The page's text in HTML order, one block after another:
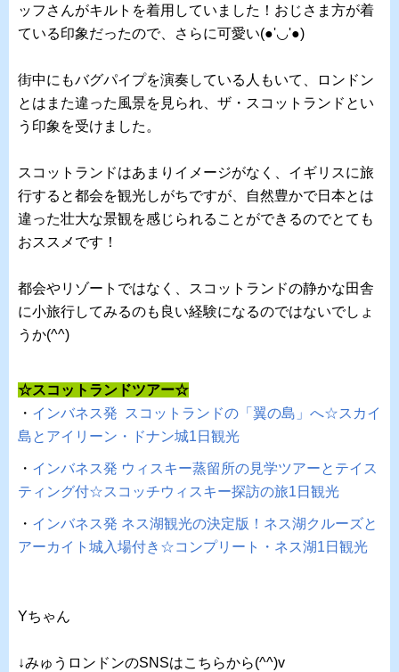
ッフさんがキルトを着用していました！おじさま方が着
ている印象だったので、さらに可愛い(●'◡'●)
街中にもバグパイプを演奏している人もいて、ロンドン
とはまた違った風景を見られ、ザ・スコットランドとい
う印象を受けました。
スコットランドはあまりイメージがなく、イギリスに旅
行すると都会を観光しがちですが、自然豊かで日本とは
違った壮大な景観を感じられることができるのでとても
おススメです！
都会やリゾートではなく、スコットランドの静かな田舎
に小旅行してみるのも良い経験になるのではないでしょ
うか(^^)
☆スコットランドツアー☆
・ インバネス発 スコットランドの「翼の島」へ☆スカイ
島とアイリーン・ドナン城1日観光
・ インバネス発 ウィスキー蒸留所の見学ツアーとテイス
ティング付☆スコッチウィスキー探訪の旅1日観光
・ インバネス発 ネス湖観光の決定版！ネス湖クルーズと
アーカイト城入場付き☆コンプリート・ネス湖1日観光
Yちゃん
↓みゅうロンドンのSNSはこちらから(^^)v